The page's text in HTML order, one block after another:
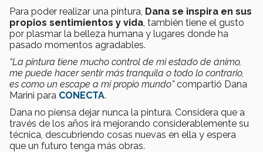
Para poder realizar una pintura, Dana se inspira en sus
propios sentimientos y vida , también tiene el gusto
por plasmar la belleza humana y lugares donde ha
pasado momentos agradables.
“La pintura tiene mucho control de mi estado de ánimo,
me puede hacer sentir más tranquila o todo lo contrario,
es como un escape a mi propio mundo”compartió Dana
Marini para CONECTA.
Dana no piensa dejar nunca la pintura. Considera que a
través de los años irá mejorando considerablemente su
técnica, descubriendo cosas nuevas en ella y espera
que un futuro tenga más obras.